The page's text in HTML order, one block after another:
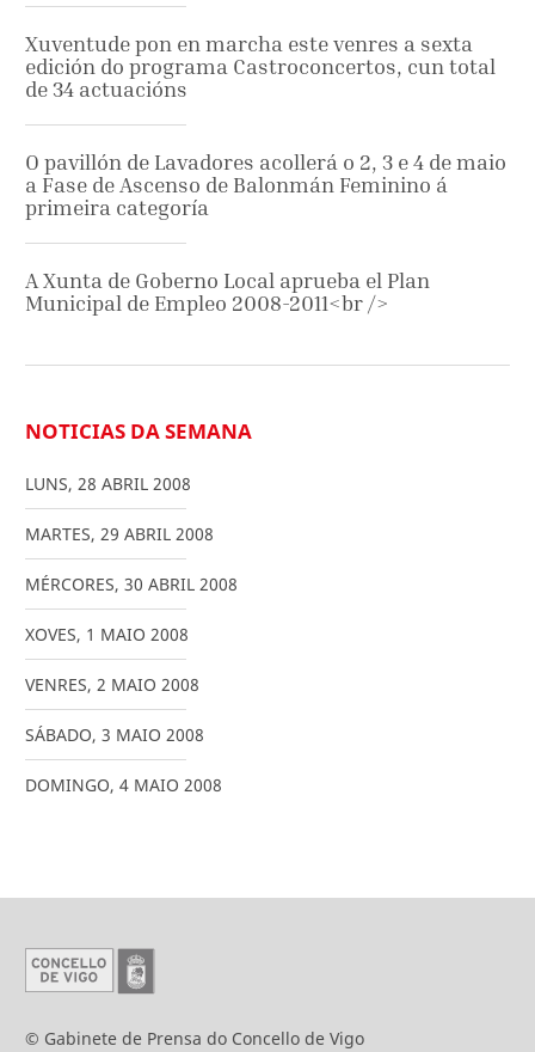
Xuventude pon en marcha este venres a sexta
edición do programa Castroconcertos, cun total
de 34 actuacións
O pavillón de Lavadores acollerá o 2, 3 e 4 de maio
a Fase de Ascenso de Balonmán Feminino á
primeira categoría
A Xunta de Goberno Local aprueba el Plan
Municipal de Empleo 2008-2011<br />
NOTICIAS DA SEMANA
LUNS, 28 ABRIL 2008
MARTES, 29 ABRIL 2008
MÉRCORES, 30 ABRIL 2008
XOVES, 1 MAIO 2008
VENRES, 2 MAIO 2008
SÁBADO, 3 MAIO 2008
DOMINGO, 4 MAIO 2008
© Gabinete de Prensa do Concello de Vigo